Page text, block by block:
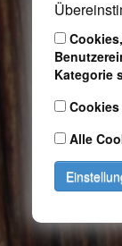
Kategorie
Alle